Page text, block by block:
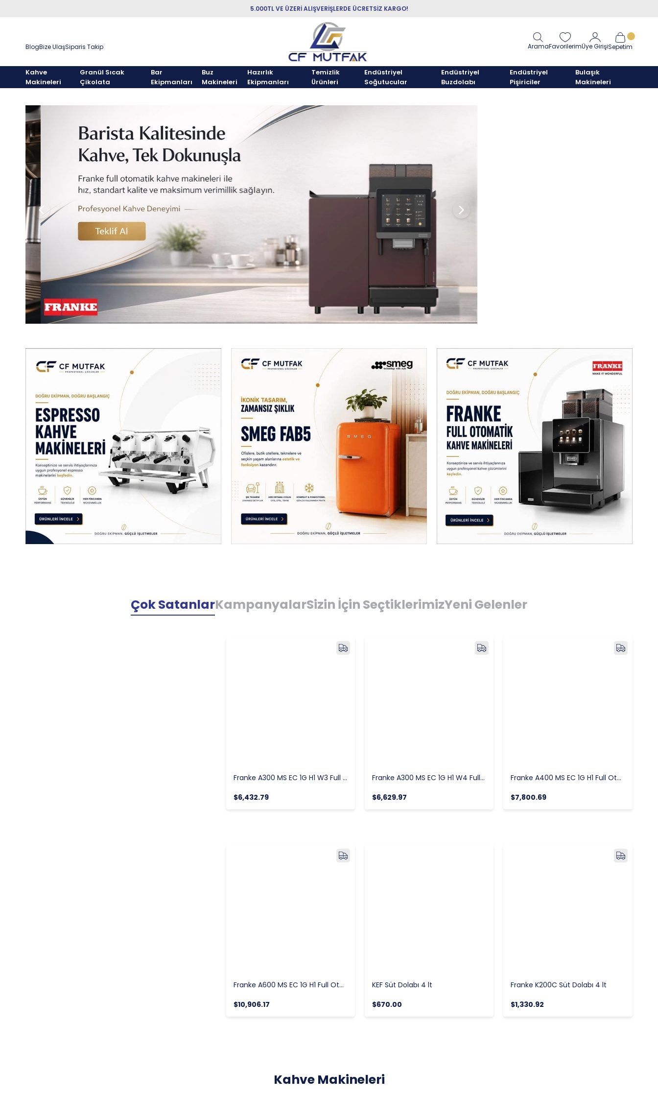
5.000TL VE ÜZERİ ALIŞVERİŞLERDE ÜCRETSİZ KARGO!
BlogBize UlaşSiparis Takip AramaFavorilerimÜye GirişiSepetim
Kahve
Makineleri
Granül Sıcak
Çikolata
Bar
Ekipmanları
Buz
Makineleri
Hazırlık
Ekipmanları
Temizlik
Ürünleri
Endüstriyel
Soğutucular
Endüstriyel
Buzdolabı
Endüstriyel
Pişiriciler
Bulaşık
Makineleri
Çok SatanlarKampanyalarSizin İçin SeçtiklerimizYeni Gelenler
Franke A300 MS EC 1G H1 W3 Full Otomatik Espresso Kahve Makinesi
$6,432.79
Franke A300 MS EC 1G H1 W4 Full Otomatik Espresso Kahve Makinesi
$6,629.97
Franke A400 MS EC 1G H1 Full Otomatik Espresso Kahve Makinesi
$7,800.69
Franke A600 MS EC 1G H1 Full Otomatik Espresso Kahve Makinesi
$10,906.17
KEF Süt Dolabı 4 lt
$670.00
Franke K200C Süt Dolabı 4 lt
$1,330.92
Kahve Makineleri